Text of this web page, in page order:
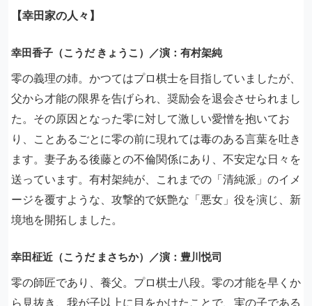
【幸田家の人々】
幸田香子（こうだ きょうこ）／演：有村架純
零の義理の姉。かつてはプロ棋士を目指していましたが、
父から才能の限界を告げられ、奨励会を退会させられまし
た。その原因となった零に対して激しい愛憎を抱いてお
り、ことあるごとに零の前に現れては毒のある言葉を吐き
ます。妻子ある後藤との不倫関係にあり、不安定な日々を
送っています。有村架純が、これまでの「清純派」のイメ
ージを覆すような、攻撃的で妖艶な「悪女」役を演じ、新
境地を開拓しました。
幸田柾近（こうだ まさちか）／演：豊川悦司
零の師匠であり、養父。プロ棋士八段。零の才能を早くか
ら見抜き、我が子以上に目をかけたことで、実の子である